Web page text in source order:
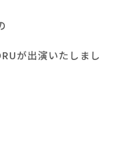
が出演いたしまし